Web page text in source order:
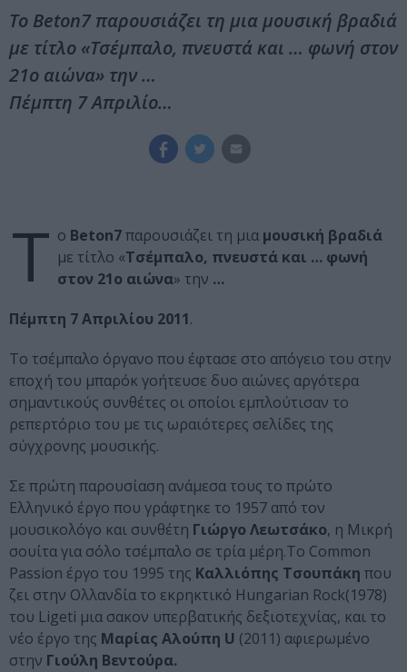
Το Beton7 παρουσιάζει τη μια μουσική βραδιά
με τίτλο «Τσέμπαλο, πνευστά και … φωνή στον
21ο αιώνα» την …
Πέμπτη 7 Απριλίο…
Τ ο Beton7παρουσιάζει τη μια μουσική βραδιά
με τίτλο «Τσέμπαλο, πνευστά και … φωνή
στον 21ο αιώνα» την …
Πέμπτη 7 Απριλίου 2011.
Το τσέμπαλο όργανο που έφτασε στο απόγειο του στην
εποχή του μπαρόκ γοήτευσε δυο αιώνες αργότερα
σημαντικούς συνθέτες οι οποίοι εμπλούτισαν το
ρεπερτόριο του με τις ωραιότερες σελίδες της
σύγχρονης μουσικής.
Σε πρώτη παρουσίαση ανάμεσα τους το πρώτο
Ελληνικό έργο που γράφτηκε το 1957 από τον
μουσικολόγο και συνθέτη Γιώργο Λεωτσάκο, η Μικρή
σουίτα για σόλο τσέμπαλο σε τρία μέρη.Το Common
Passion έργο του 1995 της Καλλιόπης Τσουπάκη που
ζει στην Ολλανδία το εκρηκτικό Hungarian Rock(1978)
του Ligeti μια σακον υπερβατικής δεξιοτεχνίας, και το
νέο έργο της Μαρίας Αλούπη U (2011) αφιερωμένο
στην Γιούλη Βεντούρα.